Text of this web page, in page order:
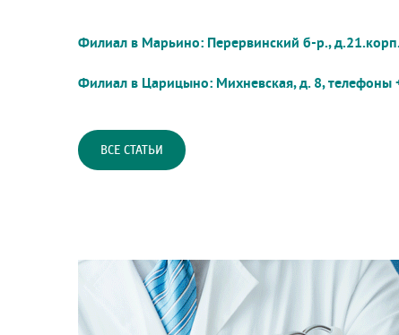
Филиал в Марьино: Перервинский б-р.,
Филиал в Царицыно: Михневская, д. 8,
ВСЕ СТАТЬИ